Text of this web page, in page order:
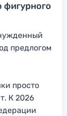
фигурного
предлогом
просто
К 2026